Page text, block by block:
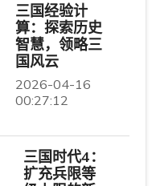
三国经验计
算：探索历史
智慧，领略三
国风云
2026-04-16
00:27:12
三国时代4：
扩充兵限等